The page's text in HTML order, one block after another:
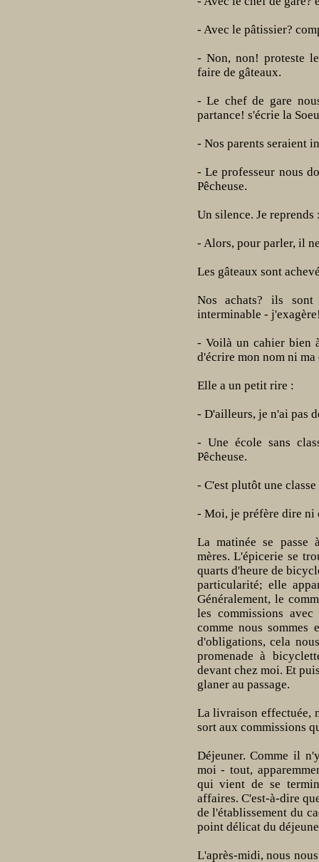
- Avec le pâtissier?
- Non, non! proteste
faire de gâteaux.
- Le chef de gare
partance! s'écrie la
- Nos parents seraient
- Le professeur nous
Pêcheuse.
Un silence. Je reprends
- Alors, pour parler, il
Les gâteaux sont
Nos achats? ils
interminable -
- Voilà un cahier bien
d'écrire mon nom ni ma
Elle a un petit rire :
- D'ailleurs, je n'ai pas
- Une école sans
Pêcheuse.
- C'est plutôt une
- Moi, je préfère dire ni
La matinée se passe
mères. L'épicerie se
quarts d'heure de
particularité; elle
Généralement, le
les commissions
comme nous sommes
d'obligations, cela
promenade à
devant chez moi. Et
glaner au passage.
La livraison effectuée,
sort aux commissions
Déjeuner. Comme il
moi - tout,
qui vient de se
affaires. C'est-à-dire
de l'établissement du
point délicat du
L'après-midi, nous